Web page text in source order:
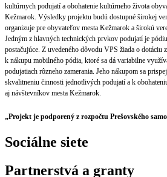
kultúrnych podujatí a obohatenie kultúrneho života
Kežmarok. Výsledky projektu budú dostupné širokej
organizuje pre obyvateľov mesta Kežmarok a širokú
Jedným z hlavných technických prvkov podujatí je
postačujúce. Z uvedeného dôvodu VPS žiada o
k nákupu mobilného pódia, ktoré sa dá variabilne
podujatiach rôzneho zamerania. Jeho nákupom sa
skvalitneniu činnosti jednotlivých podujatí a k
aj návštevníkov mesta Kežmarok.
„Projekt je podporený z rozpočtu Prešovského
Sociálne siete
Partnerstvá a granty